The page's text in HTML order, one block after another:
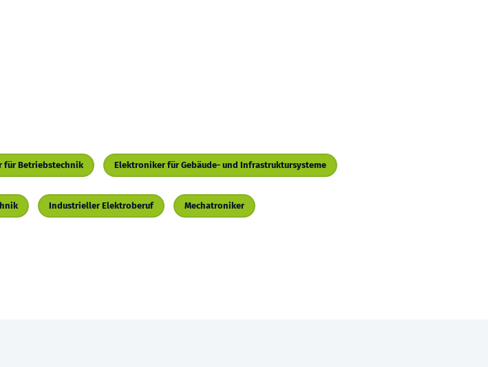
für Betriebstechnik Elektroniker für Gebäude- und Infrastruktursysteme
Industrieller Elektroberuf Mechatroniker